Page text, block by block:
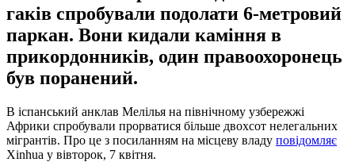
гаків спробували подолати 6-метровий
паркан. Вони кидали каміння в
прикордонників, один правоохоронець
був поранений.
В іспанський анклав Мелілья на північному узбережжі
Африки спробували прорватися більше двохсот нелегальних
мігрантів. Про це з посиланням на місцеву владу повідомляє
Xinhua у вівторок, 7 квітня.